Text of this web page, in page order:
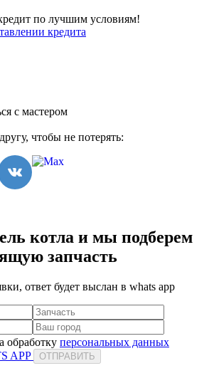
по лучшим условиям!
кредита
с мастером
чтобы не потерять:
котла и мы подберем
запчасть
ответ будет выслан в whats app
обработку персональных данных
APP
ОТПРАВИТЬ